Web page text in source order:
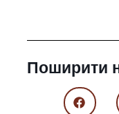
Поширити